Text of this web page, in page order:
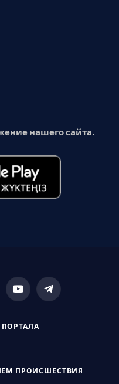
нашего сайта.
YouTubeTelegram
ПОРТАЛА
ПРОИСШЕСТВИЯ